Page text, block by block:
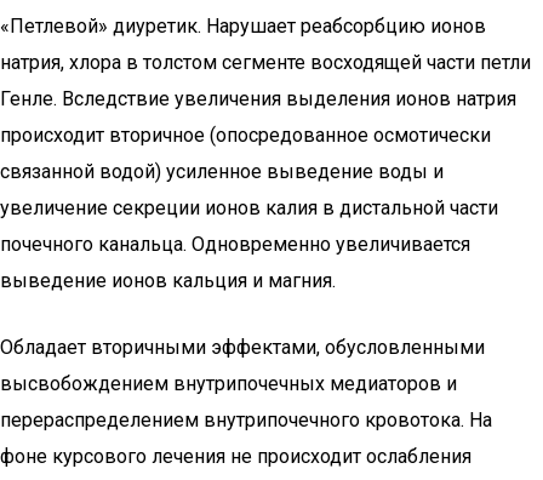
«Петлевой» диуретик. Нарушает реабсорбцию ионов
натрия, хлора в толстом сегменте восходящей части петли
Генле. Вследствие увеличения выделения ионов натрия
происходит вторичное (опосредованное осмотически
связанной водой) усиленное выведение воды и
увеличение секреции ионов калия в дистальной части
почечного канальца. Одновременно увеличивается
выведение ионов кальция и магния.
Обладает вторичными эффектами, обусловленными
высвобождением внутрипочечных медиаторов и
перераспределением внутрипочечного кровотока. На
фоне курсового лечения не происходит ослабления